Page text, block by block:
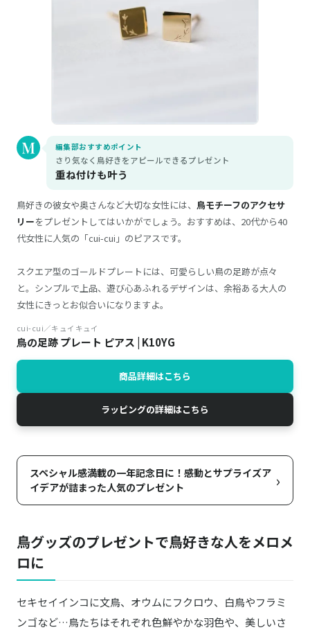
編集部おすすめポイント
さり気なく鳥好きをアピールできるプレゼント
重ね付けも叶う
鳥好きの彼女や奥さんなど大切な女性には、 鳥モチーフのアクセサ
リーをプレゼントしてはいかがでしょう。おすすめは、20代から40
代女性に人気の「cui-cui」のピアスです。
スクエア型のゴールドプレートには、可愛らしい鳥の足跡が点々
と。シンプルで上品、遊び心あふれるデザインは、余裕ある大人の
女性にきっとお似合いになりますよ。
cui-cui／キュイキュイ
鳥の足跡 プレート ピアス | K10YG
商品詳細はこちら
ラッピングの詳細はこちら
スペシャル感満載の一年記念日に！感動とサプライズア
イデアが詰まった人気のプレゼント
›
鳥グッズのプレゼントで鳥好きな人をメロメ
ロに
セキセイインコに文鳥、オウムにフクロウ、白鳥やフラミ
ンゴなど…鳥たちはそれぞれ色鮮やかな羽色や、美しいさ